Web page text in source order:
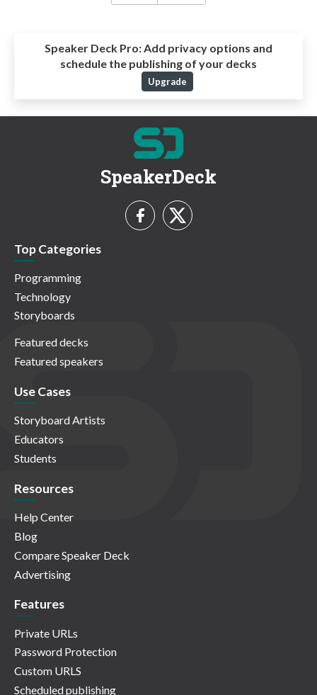
Speaker Deck Pro:Add privacy options and
schedule the publishing of your decks
Upgrade
SpeakerDeck
Top Categories
Programming
Technology
Storyboards
Featured decks
Featured speakers
Use Cases
Storyboard Artists
Educators
Students
Resources
Help Center
Blog
Compare Speaker Deck
Advertising
Features
Private URLs
Password Protection
Custom URLS
Scheduled publishing